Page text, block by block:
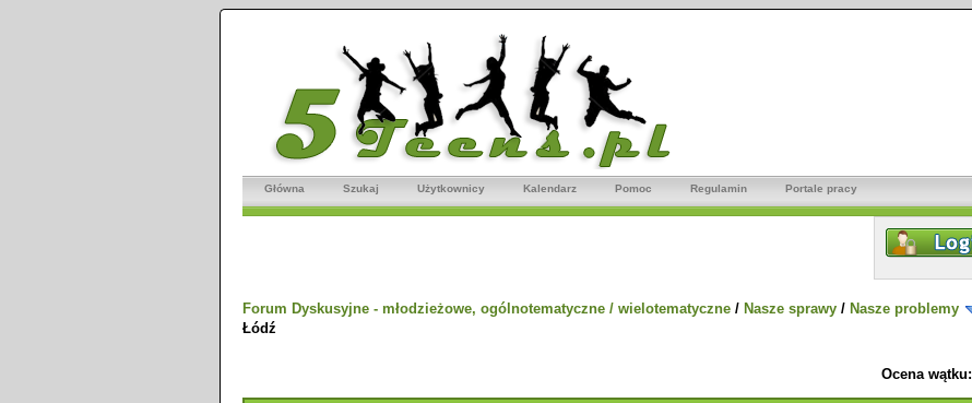
Główna Szukaj Użytkownicy Kalendarz Pomoc Regulamin Portale pracy
Forum Dyskusyjne - młodzieżowe, ogólnotematyczne / wielotematyczne / Nasze sprawy / Nasze problemy
Łódź
Ocena wątku: